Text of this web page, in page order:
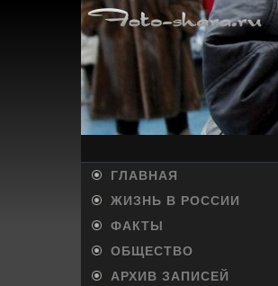
ГЛАВНАЯ
ЖИЗНЬ В РОССИИ
ФАКТЫ
ОБЩЕСТВО
АРХИВ ЗАПИСЕЙ